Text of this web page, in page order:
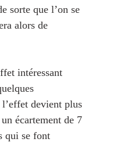
sorte que l’on se
alors de
intéressant
l’effet devient plus
écartement de 7
qui se font